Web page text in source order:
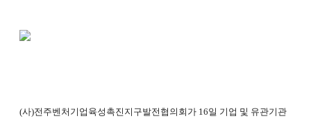
(사)전주벤처기업육성촉진지구발전협의회가 16일 기업 및 유관기관